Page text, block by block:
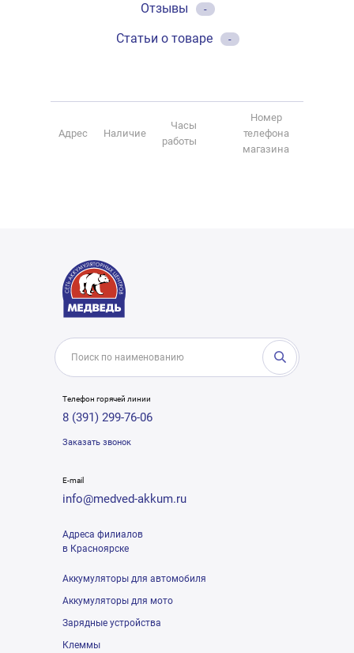
Отзывы
-
Статьи о товаре -
Адрес Наличие
Часы
работы
Номер
телефона
магазина
Телефон горячей линии
8 (391) 299-76-06
Заказать звонок
E-mail
info@medved-akkum.ru
Адреса филиалов
в Красноярске
Аккумуляторы для автомобиля
Аккумуляторы для мото
Зарядные устройства
Клеммы